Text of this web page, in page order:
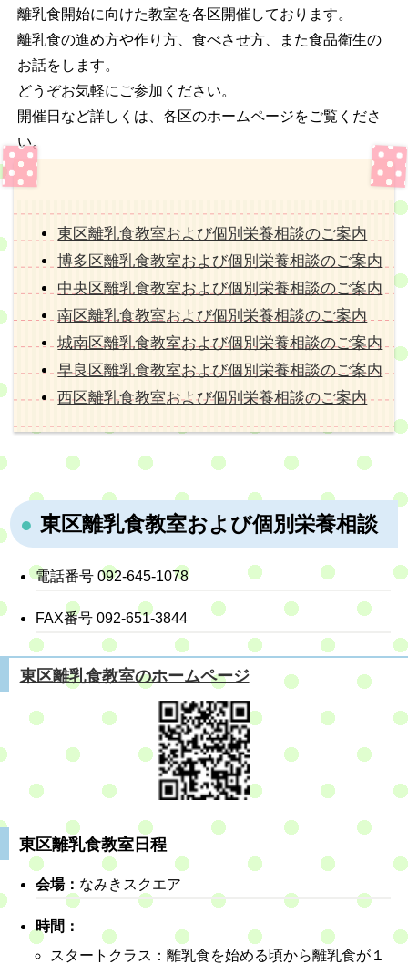
離乳食開始に向けた教室を各区開催しております。
離乳食の進め方や作り方、食べさせ方、また食品衛生の
お話をします。
どうぞお気軽にご参加ください。
開催日など詳しくは、各区のホームページをご覧くださ
い。
東区離乳食教室および個別栄養相談のご案内
博多区離乳食教室および個別栄養相談のご案内
中央区離乳食教室および個別栄養相談のご案内
南区離乳食教室および個別栄養相談のご案内
城南区離乳食教室および個別栄養相談のご案内
早良区離乳食教室および個別栄養相談のご案内
西区離乳食教室および個別栄養相談のご案内
東区離乳食教室および個別栄養相談
電話番号 092-645-1078
FAX番号 092-651-3844
東区離乳食教室のホームページ
東区離乳食教室日程
会場： なみきスクエア
時間：
スタートクラス：離乳食を始める頃から離乳食が１